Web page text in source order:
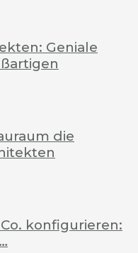
Geniale
die
konfigurieren: